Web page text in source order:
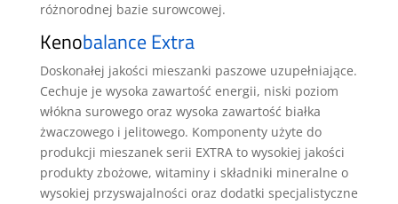
różnorodnej bazie surowcowej.
Kenobalance Extra
Doskonałej jakości mieszanki paszowe uzupełniające.
Cechuje je wysoka zawartość energii, niski poziom
włókna surowego oraz wysoka zawartość białka
żwaczowego i jelitowego. Komponenty użyte do
produkcji mieszanek serii EXTRA to wysokiej jakości
produkty zbożowe, witaminy i składniki mineralne o
wysokiej przyswajalności oraz dodatki specjalistyczne